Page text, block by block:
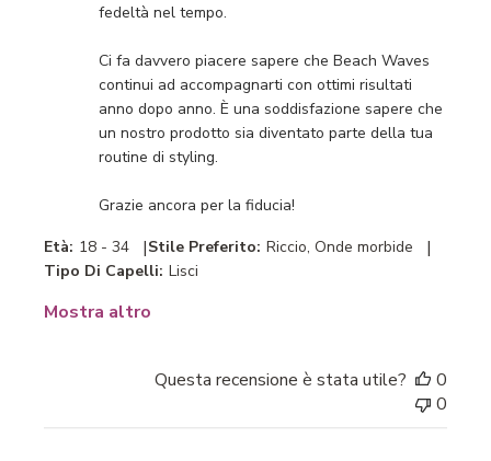
negozio
recensione
commento
Jul
22
2026
fedeltà nel tempo.
Ci fa davvero piacere sapere che Beach Waves
continui ad accompagnarti con ottimi risultati
anno dopo anno. È una soddisfazione sapere che
un nostro prodotto sia diventato parte della tua
routine di styling.
Grazie ancora per la fiducia!
Età: 18 - 34 |Stile Preferito: Riccio, Onde morbide |
Tipo Di Capelli: Lisci
Mostra altro
Questa recensione è stata utile?
0
0